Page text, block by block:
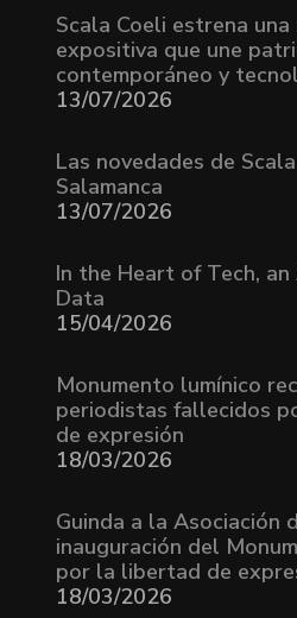
Scala Coeli estrena
expositiva que une
contemporáneo y
13/07/2026
Las novedades de
Salamanca
13/07/2026
In the Heart of Tech,
Data
15/04/2026
Monumento lumínico
periodistas fallecidos
de expresión
18/03/2026
Guinda a la Asociación
inauguración del
por la libertad de
18/03/2026